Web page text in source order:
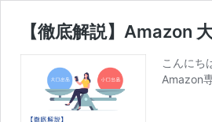
【徹底解説】Amazon
こんにち
Amazon